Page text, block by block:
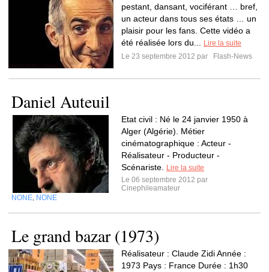
pestant, dansant, vociférant … bref,
un acteur dans tous ses états … un
plaisir pour les fans. Cette vidéo a
été réalisée lors du...
Lire la suite
Le 23 septembre 2012 par
Flash-News
Daniel Auteuil
Etat civil : Né le 24 janvier 1950 à
Alger (Algérie). Métier
cinématographique : Acteur -
Réalisateur - Producteur -
Scénariste.
Lire la suite
Le 06 septembre 2012 par
Cinephileamateur
NONE NONE
Le grand bazar (1973)
Réalisateur : Claude Zidi Année :
1973 Pays : France Durée : 1h30